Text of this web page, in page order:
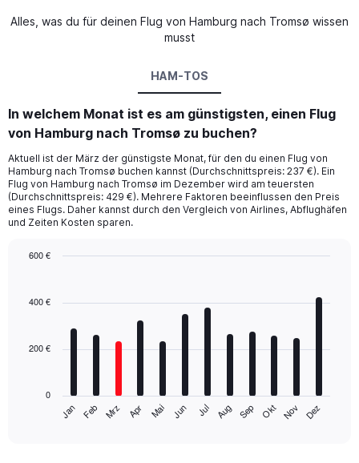
Alles, was du für deinen Flug von Hamburg nach Tromsø wissen
musst
HAM-TOS
In welchem Monat ist es am günstigsten, einen Flug
von Hamburg nach Tromsø zu buchen?
Aktuell ist der März der günstigste Monat, für den du einen Flug von
Hamburg nach Tromsø buchen kannst (Durchschnittspreis: 237 €). Ein
Flug von Hamburg nach Tromsø im Dezember wird am teuersten
(Durchschnittspreis: 429 €). Mehrere Faktoren beeinflussen den Preis
eines Flugs. Daher kannst durch den Vergleich von Airlines, Abflughäfen
und Zeiten Kosten sparen.
with
The
Jan Feb Mrz Apr Mai Jun Jul Aug Sep Okt Nov Dez
0
200 €
400 €
600 €